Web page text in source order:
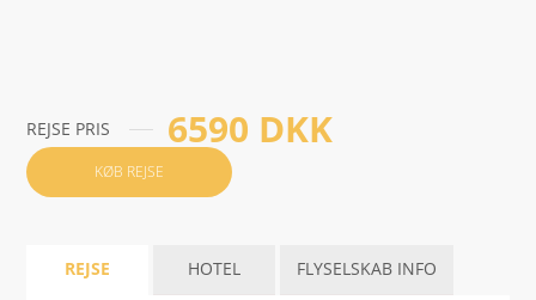
REJSE PRIS 6590 DKK
KØB REJSE
REJSE HOTEL FLYSELSKAB INFO